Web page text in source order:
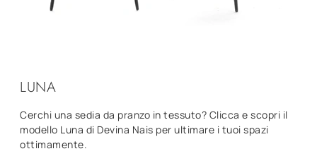
LUNA
Cerchi una sedia da pranzo in tessuto? Clicca e scopri il
modello Luna di Devina Nais per ultimare i tuoi spazi
ottimamente.